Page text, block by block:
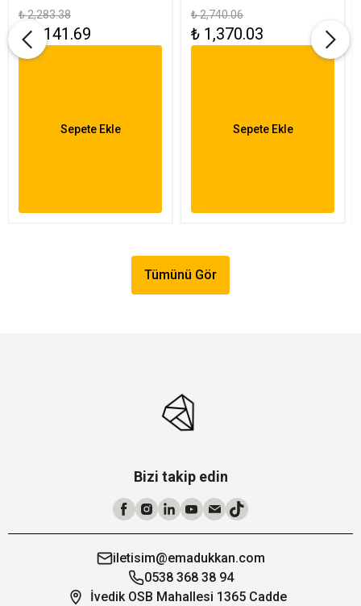
Armatür 15W FL-3283
₺ 2,283.38
₺ 1,141.69
Sepete Ekle
Aydınlatma Armatürü FL-
3284
₺ 2,740.06
₺ 1,370.03
Sepete Ekle
Tümünü Gör
Bizi takip edin
iletisim@emadukkan.com
0538 368 38 94
İvedik OSB Mahallesi 1365 Cadde